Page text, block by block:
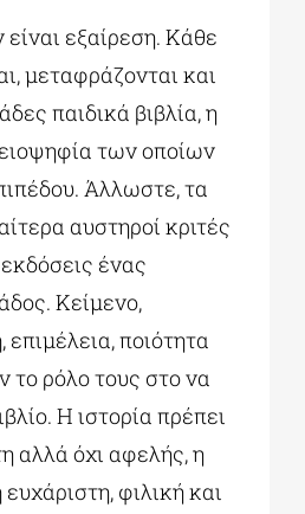
εξαίρεση. Κάθε
μεταφράζονται και
παιδικά βιβλία, η
των οποίων
Άλλωστε, τα
αυστηροί κριτές
ένας
Κείμενο,
ποιότητα
το ρόλο τους στο να
Η ιστορία πρέπει
αλλά όχι αφελής, η
φιλική και